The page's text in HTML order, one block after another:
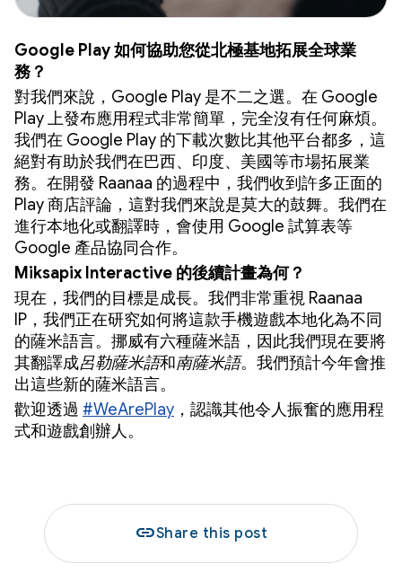
Google Play 如何協助您從北極基地拓展全球業
務？
對我們來說，Google Play 是不二之選。在 Google
Play 上發布應用程式非常簡單，完全沒有任何麻煩。
我們在 Google Play 的下載次數比其他平台都多，這
絕對有助於我們在巴西、印度、美國等市場拓展業
務。在開發 Raanaa 的過程中，我們收到許多正面的
Play 商店評論，這對我們來說是莫大的鼓舞。我們在
進行本地化或翻譯時，會使用 Google 試算表等
Google 產品協同合作。
Miksapix Interactive 的後續計畫為何？
現在，我們的目標是成長。我們非常重視 Raanaa
IP，我們正在研究如何將這款手機遊戲本地化為不同
的薩米語言。挪威有六種薩米語，因此我們現在要將
其翻譯成呂勒薩米語和南薩米語。我們預計今年會推
出這些新的薩米語言。
歡迎透過 #WeArePlay ，認識其他令人振奮的應用程
式和遊戲創辦人。
linkShare this post